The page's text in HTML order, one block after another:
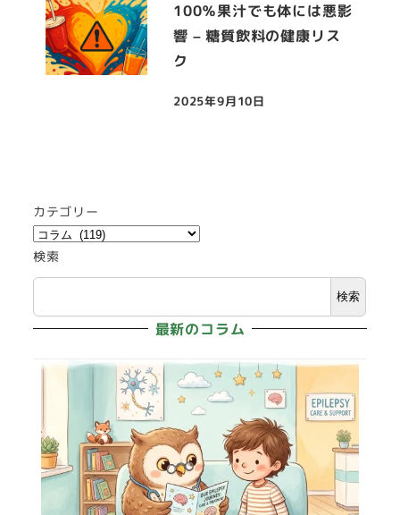
100％果汁でも体には悪影
響 – 糖質飲料の健康リス
ク
投稿日
2025年9月10日
カテゴリー
検索
検索
最新のコラム